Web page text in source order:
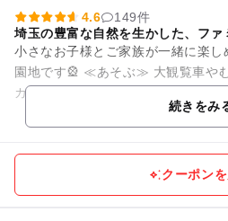
4.6
149件
埼玉の豊富な自然を生かした、フ
小さなお子様とご家族が一緒に楽
園地です🎡 ≪あそぶ≫ 大観覧車やむさしの村鉄道、コーヒー
カップやメリーゴーランドなど小
続きをみ
クーポン